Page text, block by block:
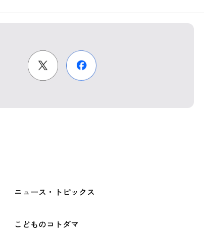
ニュース・トピックス
こどものコトダマ